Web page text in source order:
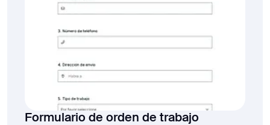
Formulario de orden de trabajo